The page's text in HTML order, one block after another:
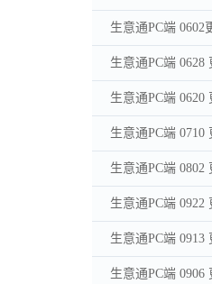
生意通PC端 0602
生意通PC端 0628
生意通PC端 0620
生意通PC端 0710
生意通PC端 0802
生意通PC端 0922
生意通PC端 0913
生意通PC端 0906